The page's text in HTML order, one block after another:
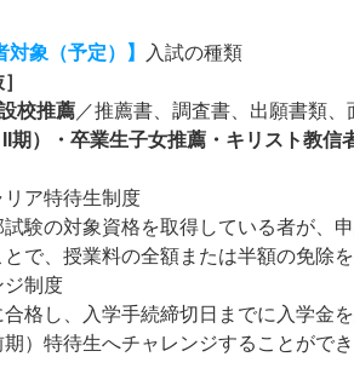
対象（予定）】
入試の種類
校推薦 ／推薦書、調査書、出願書類、
期）・卒業生子女推薦・キリスト教信
ア特待生制度
験の対象資格を取得している者が、
で、授業料の全額または半額の免除
制度
格し、入学手続締切日までに入学金
）特待生へチャレンジすることができ